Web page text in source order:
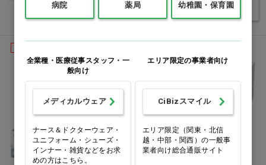
バリエーションを見る
病院 薬局 幼稚園・保育園
全業種・医療従事スタッフ・一
般向け
メディカルウェア
ナース＆ドクターウェア・
ユニフォーム・シューズ・
インナー・雑貨などをお求
めの方はこちら。
エリア限定の事業者向け
CiBizスマイル
エリア限定（関東・北信
越・中部・関西）の一般事
業者向け総合通販サイト